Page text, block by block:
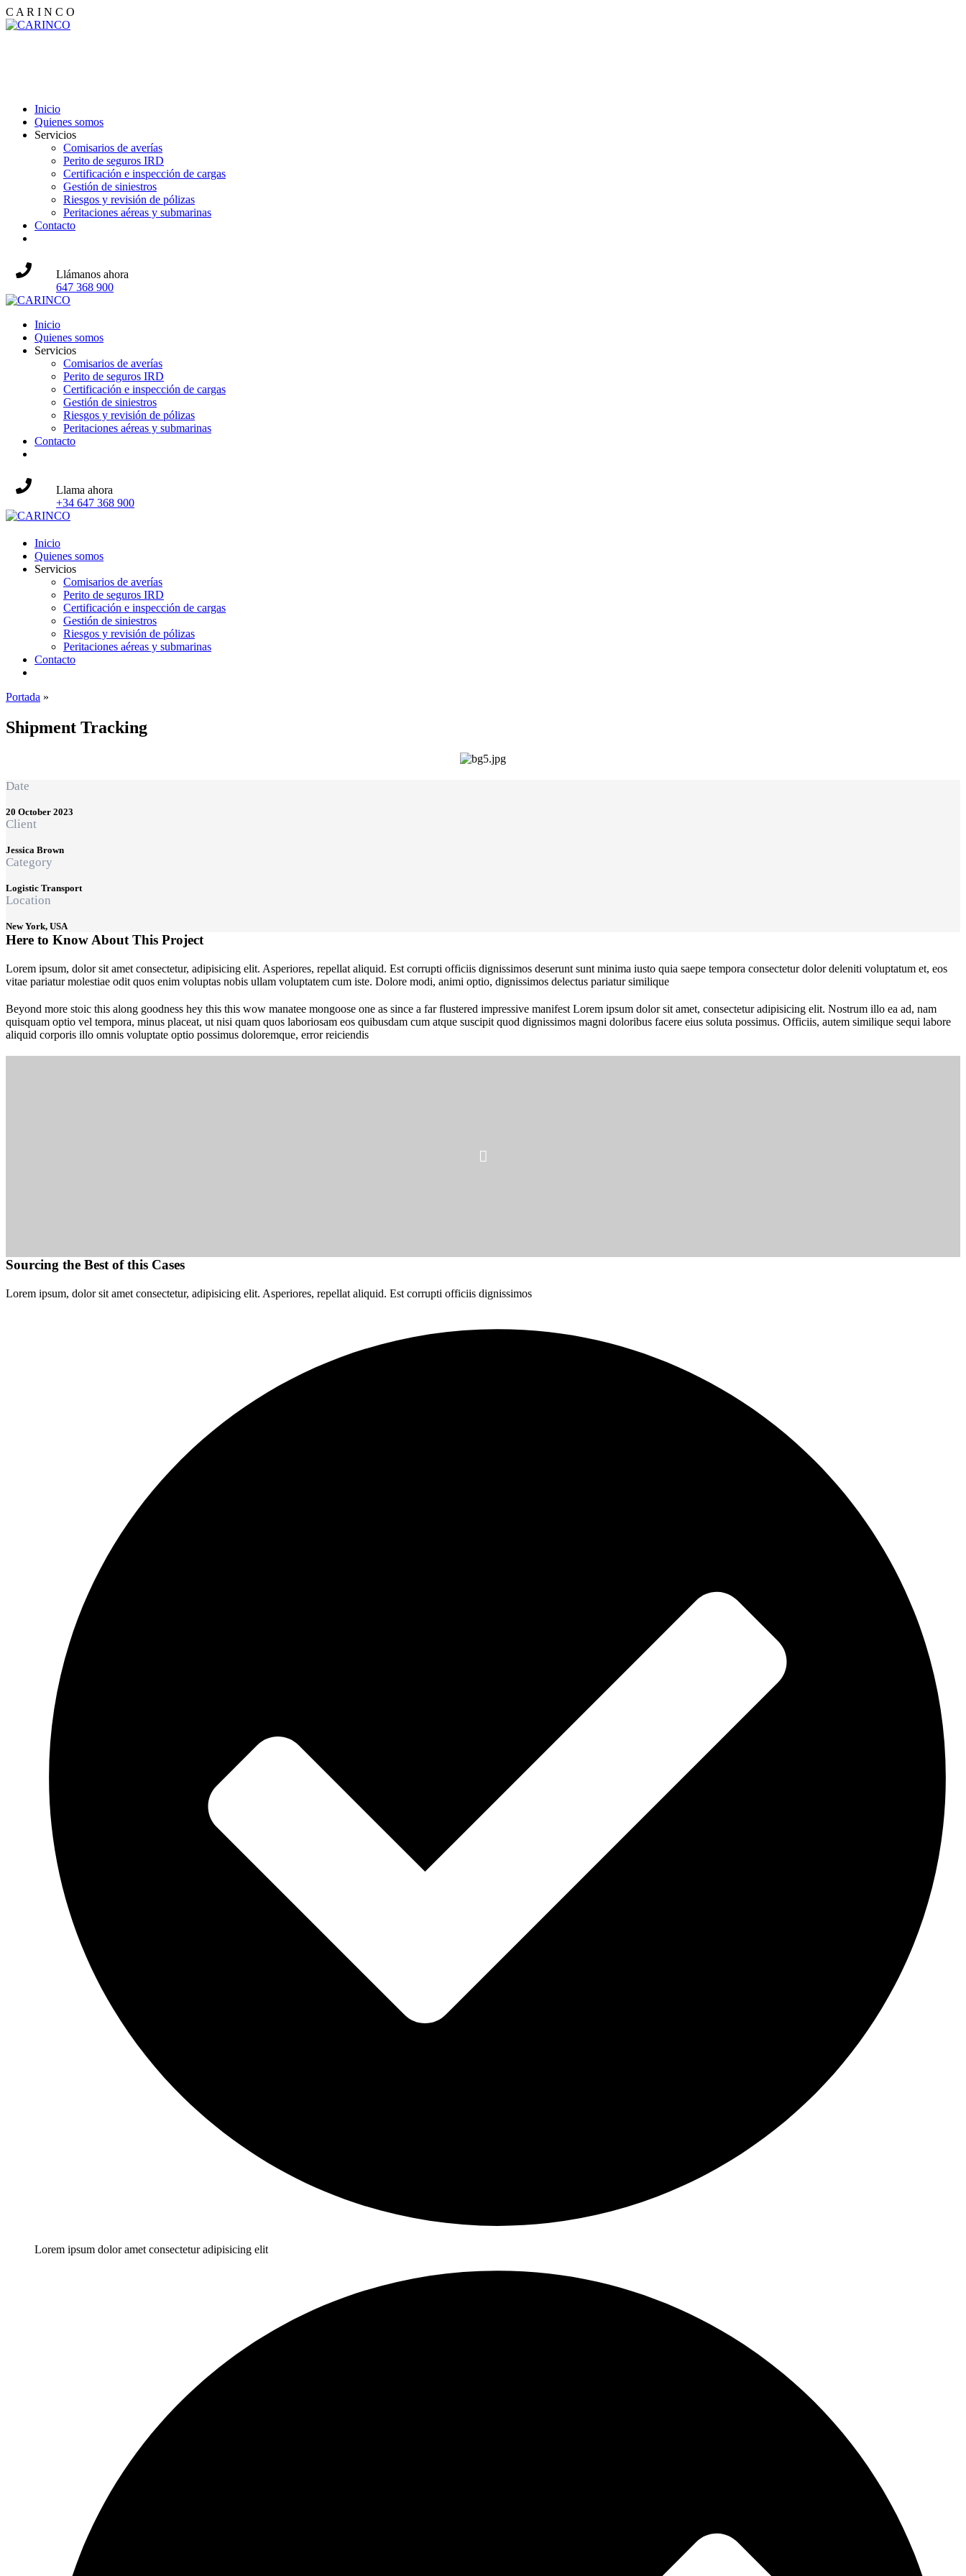
C A R I N C O
Inicio
Quienes somos
Servicios
Comisarios de averías
Perito de seguros IRD
Certificación e inspección de cargas
Gestión de siniestros
Riesgos y revisión de pólizas
Peritaciones aéreas y submarinas
Contacto
Llámanos ahora
647 368 900
Inicio
Quienes somos
Servicios
Comisarios de averías
Perito de seguros IRD
Certificación e inspección de cargas
Gestión de siniestros
Riesgos y revisión de pólizas
Peritaciones aéreas y submarinas
Contacto
Llama ahora
+34 647 368 900
Inicio
Quienes somos
Servicios
Comisarios de averías
Perito de seguros IRD
Certificación e inspección de cargas
Gestión de siniestros
Riesgos y revisión de pólizas
Peritaciones aéreas y submarinas
Contacto
Portada »
Shipment Tracking
Date
20 October 2023
Client
Jessica Brown
Category
Logistic Transport
Location
New York, USA
Here to Know About This Project
Lorem ipsum, dolor sit amet consectetur, adipisicing elit. Asperiores, repellat aliquid. Est corrupti officiis dignissimos deserunt sunt minima iusto quia saepe tempora consectetur dolor deleniti voluptatum et, eos
vitae pariatur molestiae odit quos enim voluptas nobis ullam voluptatem cum iste. Dolore modi, animi optio, dignissimos delectus pariatur similique
Beyond more stoic this along goodness hey this this wow manatee mongoose one as since a far flustered impressive manifest Lorem ipsum dolor sit amet, consectetur adipisicing elit. Nostrum illo ea ad, nam
quisquam optio vel tempora, minus placeat, ut nisi quam quos laboriosam eos quibusdam cum atque suscipit quod dignissimos magni doloribus facere eius soluta possimus. Officiis, autem similique sequi labore
aliquid corporis illo omnis voluptate optio possimus doloremque, error reiciendis
Sourcing the Best of this Cases
Lorem ipsum, dolor sit amet consectetur, adipisicing elit. Asperiores, repellat aliquid. Est corrupti officiis dignissimos
Lorem ipsum dolor amet consectetur adipisicing elit